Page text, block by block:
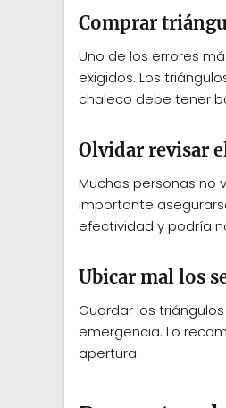
Comprar
Uno de los errores
exigidos. Los
chaleco debe tener
Olvidar revisar
Muchas personas no
importante
efectividad y podría
Ubicar mal los
Guardar los
emergencia. Lo
apertura.